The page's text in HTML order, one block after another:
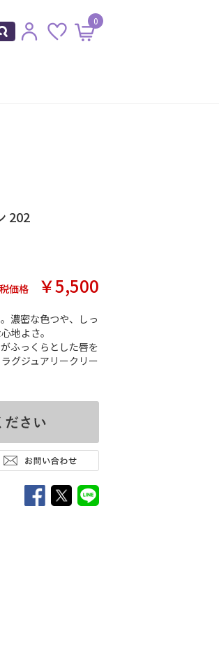
0
202
価格 ￥5,500
濃密な色つや、しっ
地よさ。
ふっくらとした唇を
グジュアリークリー